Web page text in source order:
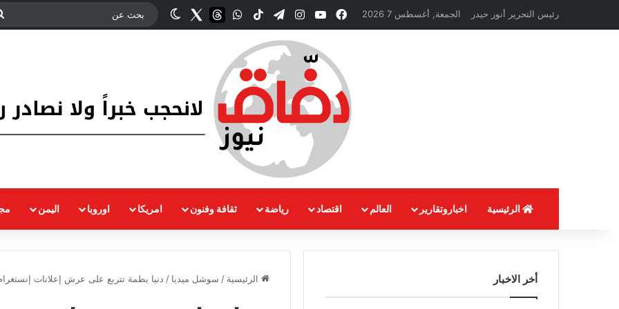
رئيس التحرير أنور حيدر الجمعة, أغسطس 7 2026 فيسبوك‫YouTubeانستقرام
تيلقرام ‫TikTokواتسابthreads
Twitterالوضع المظلم
الرئيسية اخباروتقارير العالم اقتصاد رياضة ثقافة وفنون امريكا اوروبا اليمن
الرئيسية / سوشل ميديا / دنيا بطمة تتربع على عرش إعلانات أخر الاخبار